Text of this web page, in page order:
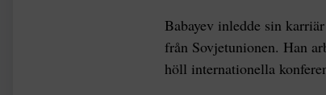
Babayev inledde sin
från Sovjetunionen. Han
höll internationella